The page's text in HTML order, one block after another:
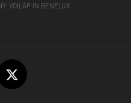
VOILÀP IN BENELUX